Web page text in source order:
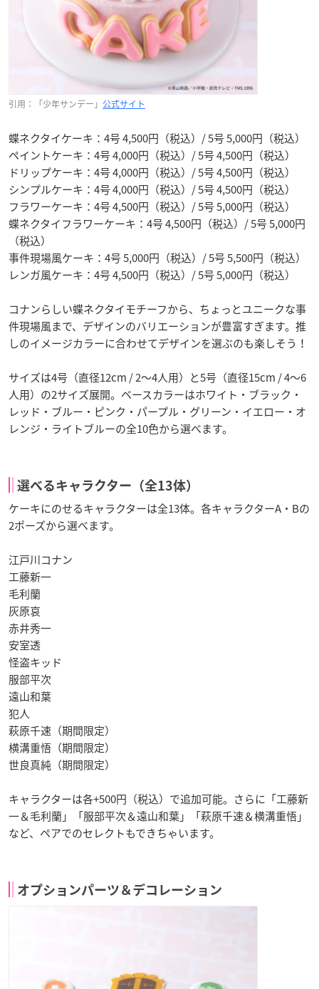
引用：「少年サンデー」 公式サイト
蝶ネクタイケーキ：4号 4,500円（税込）/ 5号 5,000円（税込）
ペイントケーキ：4号 4,000円（税込）/ 5号 4,500円（税込）
ドリップケーキ：4号 4,000円（税込）/ 5号 4,500円（税込）
シンプルケーキ：4号 4,000円（税込）/ 5号 4,500円（税込）
フラワーケーキ：4号 4,500円（税込）/ 5号 5,000円（税込）
蝶ネクタイフラワーケーキ：4号 4,500円（税込）/ 5号 5,000円
（税込）
事件現場風ケーキ：4号 5,000円（税込）/ 5号 5,500円（税込）
レンガ風ケーキ：4号 4,500円（税込）/ 5号 5,000円（税込）
コナンらしい蝶ネクタイモチーフから、ちょっとユニークな事
件現場風まで、デザインのバリエーションが豊富すぎます。推
しのイメージカラーに合わせてデザインを選ぶのも楽しそう！
サイズは4号（直径12cm / 2〜4人用）と5号（直径15cm / 4〜6
人用）の2サイズ展開。ベースカラーはホワイト・ブラック・
レッド・ブルー・ピンク・パープル・グリーン・イエロー・オ
レンジ・ライトブルーの全10色から選べます。
選べるキャラクター（全13体）
ケーキにのせるキャラクターは全13体。各キャラクターA・Bの
2ポーズから選べます。
江戸川コナン
工藤新一
毛利蘭
灰原哀
赤井秀一
安室透
怪盗キッド
服部平次
遠山和葉
犯人
萩原千速（期間限定）
横溝重悟（期間限定）
世良真純（期間限定）
キャラクターは各+500円（税込）で追加可能。さらに「工藤新
一＆毛利蘭」「服部平次＆遠山和葉」「萩原千速＆横溝重悟」
など、ペアでのセレクトもできちゃいます。
オプションパーツ＆デコレーション